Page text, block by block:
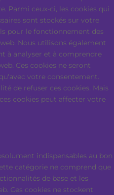
Parmi ceux-ci, les cookies qui
sont stockés sur votre
pour le fonctionnement des
Nous utilisons également
à analyser et à comprendre
Ces cookies ne seront
votre consentement.
de refuser ces cookies. Mais
cookies peut affecter votre
indispensables au bon
catégorie ne comprend que
de base et les
Ces cookies ne stockent